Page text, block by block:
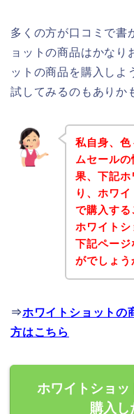
多くの方が口コミで書
ョットの商品はかなり
ットの商品を購入しよ
試してみるのもありか
私自身、色
ムセール
果、下記ホ
り、ホワ
で購入する
ホワイト
下記ペー
がでしょう
⇒ホワイトショットの
方はこちら
ホワイトショ
購入し